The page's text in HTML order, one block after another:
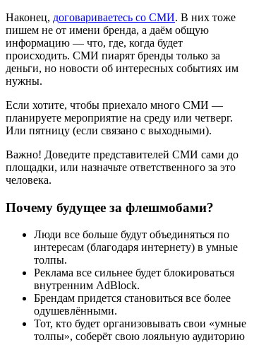
Наконец, договариваетесь со СМИ. В них тоже
пишем не от имени бренда, а даём общую
информацию — что, где, когда будет
происходить. СМИ пиарят бренды только за
деньги, но новости об интересных событиях им
нужны.
Если хотите, чтобы приехало много СМИ —
планируете мероприятие на среду или четверг.
Или пятницу (если связано с выходными).
Важно! Доведите представителей СМИ сами до
площадки, или назначьте ответственного за это
человека.
Почему будущее за флешмобами?
Люди все больше будут объединяться по
интересам (благодаря интернету) в умные
толпы.
Реклама все сильнее будет блокироваться
внутренним AdBlock.
Брендам придется становиться все более
одушевлёнными.
Тот, кто будет организовывать свои «умные
толпы», соберёт свою лояльную аудиторию